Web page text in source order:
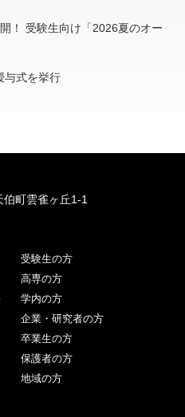
！ 受験生向け「2026夏のオー
与式を挙行
町雲雀ヶ丘1-1
受験生の方
高専の方
学内の方
企業・研究者の方
卒業生の方
保護者の方
地域の方